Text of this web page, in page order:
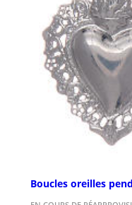
Boucles oreilles